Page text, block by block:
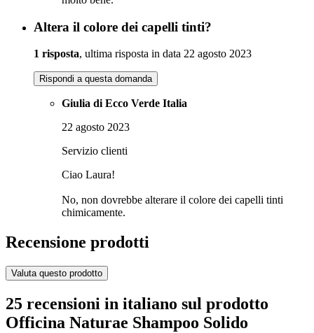
Altera il colore dei capelli tinti?
1 risposta, ultima risposta in data 22 agosto 2023
Rispondi a questa domanda
Giulia di Ecco Verde Italia
22 agosto 2023
Servizio clienti
Ciao Laura!
No, non dovrebbe alterare il colore dei capelli tinti
chimicamente.
Recensione prodotti
Valuta questo prodotto
25 recensioni in italiano sul prodotto
Officina Naturae Shampoo Solido